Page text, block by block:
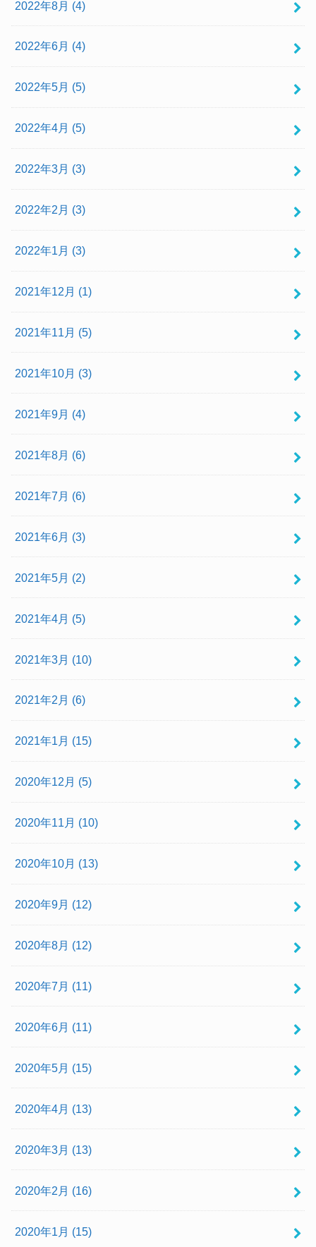
2022年8月 (4)
2022年6月 (4)
2022年5月 (5)
2022年4月 (5)
2022年3月 (3)
2022年2月 (3)
2022年1月 (3)
2021年12月 (1)
2021年11月 (5)
2021年10月 (3)
2021年9月 (4)
2021年8月 (6)
2021年7月 (6)
2021年6月 (3)
2021年5月 (2)
2021年4月 (5)
2021年3月 (10)
2021年2月 (6)
2021年1月 (15)
2020年12月 (5)
2020年11月 (10)
2020年10月 (13)
2020年9月 (12)
2020年8月 (12)
2020年7月 (11)
2020年6月 (11)
2020年5月 (15)
2020年4月 (13)
2020年3月 (13)
2020年2月 (16)
2020年1月 (15)